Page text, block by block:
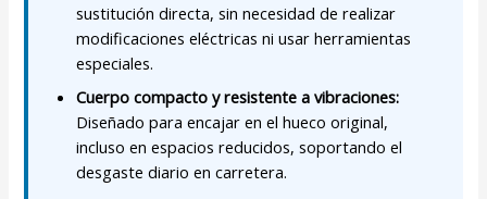
sustitución directa, sin necesidad de realizar
modificaciones eléctricas ni usar herramientas
especiales.
Cuerpo compacto y resistente a vibraciones:
Diseñado para encajar en el hueco original,
incluso en espacios reducidos, soportando el
desgaste diario en carretera.